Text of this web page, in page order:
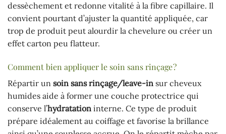
dessèchement et redonne vitalité à la fibre capillaire. Il
convient pourtant d’ajuster la quantité appliquée, car
trop de produit peut alourdir la chevelure ou créer un
effet carton peu flatteur.
Comment bien appliquer le soin sans rinçage ?
Répartir un soin sans rinçage/leave-in sur cheveux
humides aide à former une couche protectrice qui
conserve l’hydratation interne. Ce type de produit
prépare idéalement au coiffage et favorise la brillance